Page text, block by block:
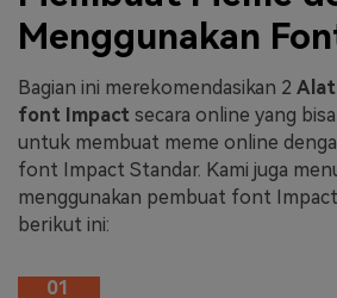
Menggunakan
Bagian ini merekomendasikan 2
font Impact secara online yang
untuk membuat meme online
font Impact Standar. Kami juga
menggunakan pembuat font
berikut ini:
01